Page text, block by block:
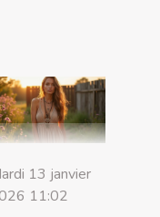
13 janvier
11:02